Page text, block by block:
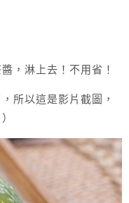
，淋上去！不用省！
所以這是影片截圖，